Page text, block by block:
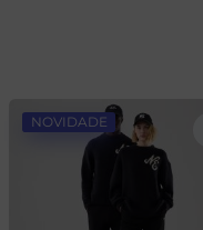
NOVIDADE